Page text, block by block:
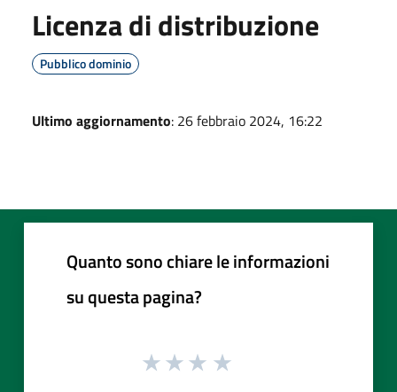
Licenza di distribuzione
Pubblico dominio
Ultimo aggiornamento: 26 febbraio 2024, 16:22
Quanto sono chiare le informazioni
su questa pagina?